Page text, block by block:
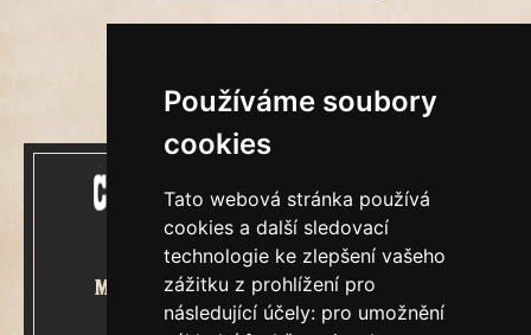
Používáme soubory
cookies
Tato webová stránka používá
cookies a další sledovací
technologie ke zlepšení vašeho
zážitku z prohlížení pro
následující účely: pro umožnění
Mecenášem Cimrmanova Zpravodaje
je společnost